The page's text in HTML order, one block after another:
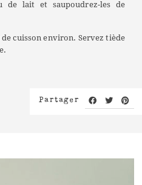
de lait et saupoudrez-les de
cuisson environ. Servez tiède
Partager